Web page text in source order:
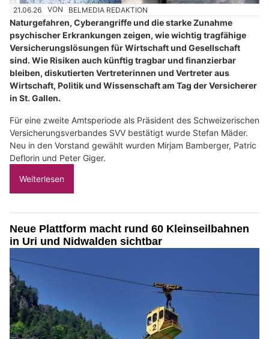
21.06.26 VON BELMEDIA REDAKTION
Naturgefahren, Cyberangriffe und die starke Zunahme
psychischer Erkrankungen zeigen, wie wichtig tragfähige
Versicherungslösungen für Wirtschaft und Gesellschaft
sind. Wie Risiken auch künftig tragbar und finanzierbar
bleiben, diskutierten Vertreterinnen und Vertreter aus
Wirtschaft, Politik und Wissenschaft am Tag der Versicherer
in St. Gallen.
Für eine zweite Amtsperiode als Präsident des Schweizerischen
Versicherungsverbandes SVV bestätigt wurde Stefan Mäder.
Neu in den Vorstand gewählt wurden Mirjam Bamberger, Patric
Deflorin und Peter Giger.
Weiterlesen
Neue Plattform macht rund 60 Kleinseilbahnen
in Uri und Nidwalden sichtbar